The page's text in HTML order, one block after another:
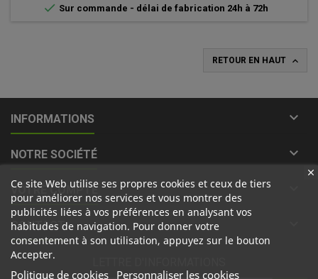
 Sur commande - délai de fabrication 24h à 72h
RETOUR EN HAUT 
INFORMATIONS 
NOTRE SOCIÉTÉ 
VOTRE COMPTE
CONTACT
Ce site Web utilise ses propres cookies et ceux de tiers
pour améliorer nos services et vous montrer des
publicités liées à vos préférences en analysant vos
habitudes de navigation. Pour donner votre
consentement à son utilisation, appuyez sur le bouton
Accepter.
Politique de cookies Personnaliser les cookies